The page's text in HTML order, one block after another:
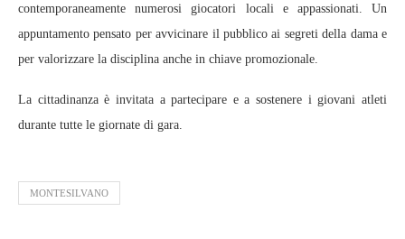
contemporaneamente numerosi giocatori locali e appassionati. Un
appuntamento pensato per avvicinare il pubblico ai segreti della dama e
per valorizzare la disciplina anche in chiave promozionale.
La cittadinanza è invitata a partecipare e a sostenere i giovani atleti
durante tutte le giornate di gara.
MONTESILVANO